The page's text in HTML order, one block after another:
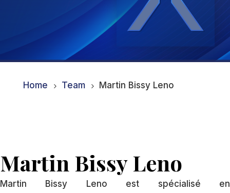
Home 5 Team 5 Martin Bissy Leno
Martin Bissy Leno
Martin Bissy Leno est spécialisé en